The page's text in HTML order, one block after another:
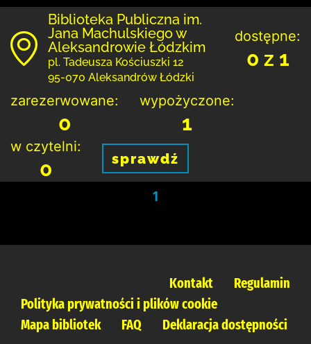
Biblioteka Publiczna im.
Jana Machulskiego w
Aleksandrowie Łódzkim
pl. Tadeusza Kościuszki 12
95-070 Aleksandrów Łódzki
dostępne:
0 z 1
zarezerwowane:
0
wypożyczone:
1
w czytelni:
0 sprawdź
1
Kontakt
Regulamin
Polityka prywatności i plików cookie
Mapa bibliotek
FAQ Deklaracja dostępności